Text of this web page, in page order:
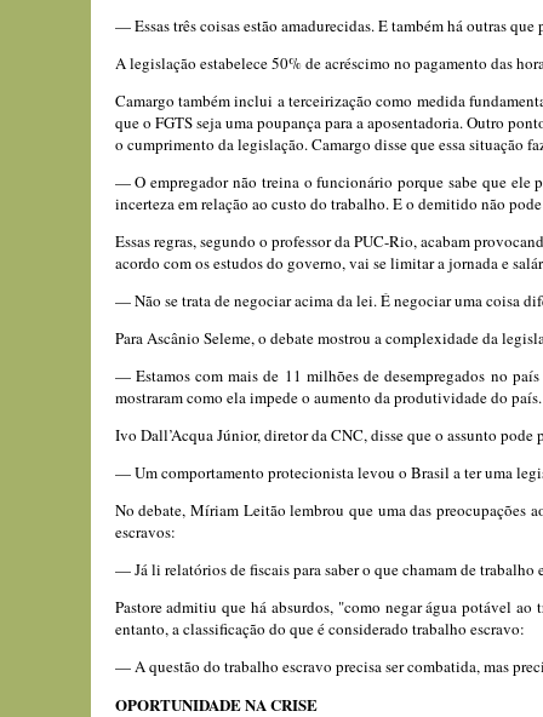
— Essas três coisas estão amadurecidas. E também há outras
A legislação estabelece 50% de acréscimo no pagamento das
Camargo também inclui a terceirização como medida
que o FGTS seja uma poupança para a aposentadoria. Outro
o cumprimento da legislação. Camargo disse que essa situação
— O empregador não treina o funcionário porque sabe que ele
incerteza em relação ao custo do trabalho. E o demitido não
Essas regras, segundo o professor da PUC-Rio, acabam
acordo com os estudos do governo, vai se limitar a jornada e
— Não se trata de negociar acima da lei. É negociar uma coisa
Para Ascânio Seleme, o debate mostrou a complexidade da
— Estamos com mais de 11 milhões de desempregados no
mostraram como ela impede o aumento da produtividade do país.
Ivo Dall’Acqua Júnior, diretor da CNC, disse que o assunto
— Um comportamento protecionista levou o Brasil a ter uma
No debate, Míriam Leitão lembrou que uma das preocupações
escravos:
— Já li relatórios de fiscais para saber o que chamam de
Pastore admitiu que há absurdos, "como negar água potável
entanto, a classificação do que é considerado trabalho escravo:
— A questão do trabalho escravo precisa ser combatida, mas
OPORTUNIDADE NA CRISE